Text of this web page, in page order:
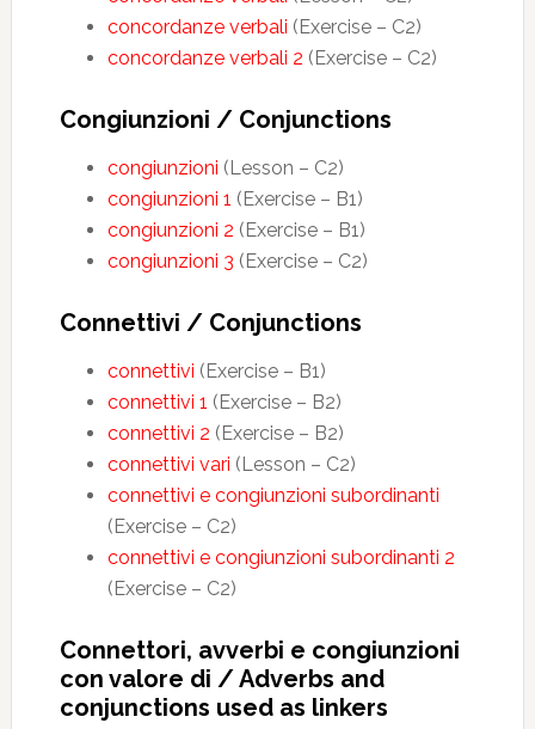
concordanze verbali (Exercise – C2)
concordanze verbali 2 (Exercise – C2)
Congiunzioni / Conjunctions
congiunzioni (Lesson – C2)
congiunzioni 1 (Exercise – B1)
congiunzioni 2 (Exercise – B1)
congiunzioni 3 (Exercise – C2)
Connettivi / Conjunctions
connettivi (Exercise – B1)
connettivi 1 (Exercise – B2)
connettivi 2 (Exercise – B2)
connettivi vari (Lesson – C2)
connettivi e congiunzioni subordinanti
(Exercise – C2)
connettivi e congiunzioni subordinanti 2
(Exercise – C2)
Connettori, avverbi e congiunzioni
con valore di / Adverbs and
conjunctions used as linkers